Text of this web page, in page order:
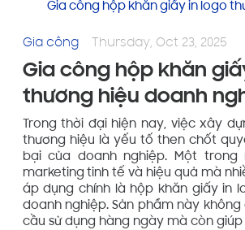
Gia công hộp khăn giấy in logo
Gia công
Thursday, Oct 23, 2025
Gia công hộp khăn
thương hiệu doanh
Trong thời đại hiện nay, việc xây
thương hiệu là yếu tố then chốt
bại của doanh nghiệp. Một trong
marketing tinh tế và hiệu quả mà
áp dụng chính là hộp khăn giấy in
doanh nghiệp. Sản phẩm này không
cầu sử dụng hàng ngày mà còn